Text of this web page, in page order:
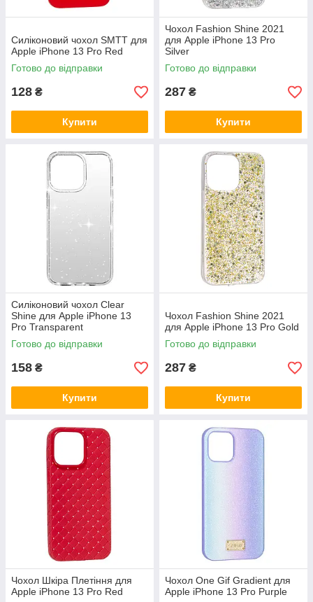
Силіконовий чохол SMTT для
Apple iPhone 13 Pro Red
Готово до відправки
128 ₴
Купити
Чохол Fashion Shine 2021
для Apple iPhone 13 Pro
Silver
Готово до відправки
287 ₴
Купити
Силіконовий чохол Clear
Shine для Apple iPhone 13
Pro Transparent
Готово до відправки
158 ₴
Купити
Чохол Fashion Shine 2021
для Apple iPhone 13 Pro Gold
Готово до відправки
287 ₴
Купити
Чохол Шкіра Плетіння для
Apple iPhone 13 Pro Red
Чохол One Gif Gradient для
Apple iPhone 13 Pro Purple